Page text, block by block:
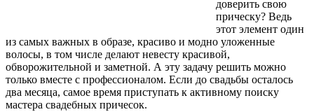
доверить свою
прическу? Ведь
этот элемент один
из самых важных в образе, красиво и модно уложенные
волосы, в том числе делают невесту красивой,
обворожительной и заметной. А эту задачу решить можно
только вместе с профессионалом. Если до свадьбы осталось
два месяца, самое время приступать к активному поиску
мастера свадебных причесок.